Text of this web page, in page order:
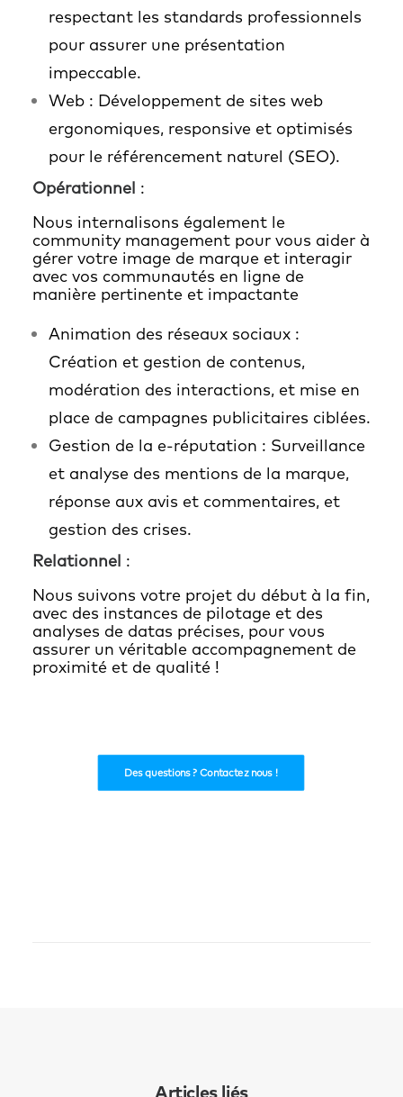
respectant les standards professionnels
pour assurer une présentation
impeccable.
Web : Développement de sites web
ergonomiques, responsive et optimisés
pour le référencement naturel (SEO).
Opérationnel :
Nous internalisons également le
community management pour vous aider à
gérer votre image de marque et interagir
avec vos communautés en ligne de
manière pertinente et impactante
Animation des réseaux sociaux :
Création et gestion de contenus,
modération des interactions, et mise en
place de campagnes publicitaires ciblées.
Gestion de la e-réputation : Surveillance
et analyse des mentions de la marque,
réponse aux avis et commentaires, et
gestion des crises.
Relationnel :
Nous suivons votre projet du début à la fin,
avec des instances de pilotage et des
analyses de datas précises, pour vous
assurer un véritable accompagnement de
proximité et de qualité !
Des questions ? Contactez nous !
Articles liés